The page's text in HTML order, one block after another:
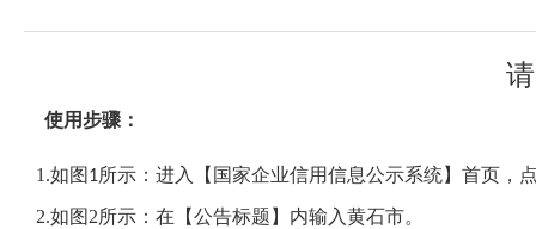
使用步骤：
1.如图 1所示：进入【 国家企业信用信息公示系统】首页，
2.如图 2所示：在【公告标题】内输入黄石市。